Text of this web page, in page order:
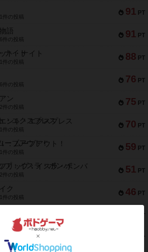
91 PT
1件の投稿
91 PT
語
6件の投稿
88 PT
ト・ナイト
1件の投稿
76 PT
6件の投稿
75 PT
ン
2件の投稿
70 PT
ント・エクスプレス
1件の投稿
59 PT
：ムーブアウト！
1件の投稿
51 PT
リップ：イスラ・ボンバ
2件の投稿
46 PT
ク
1件の投稿
PT
8件の投稿
PT
12件の投稿